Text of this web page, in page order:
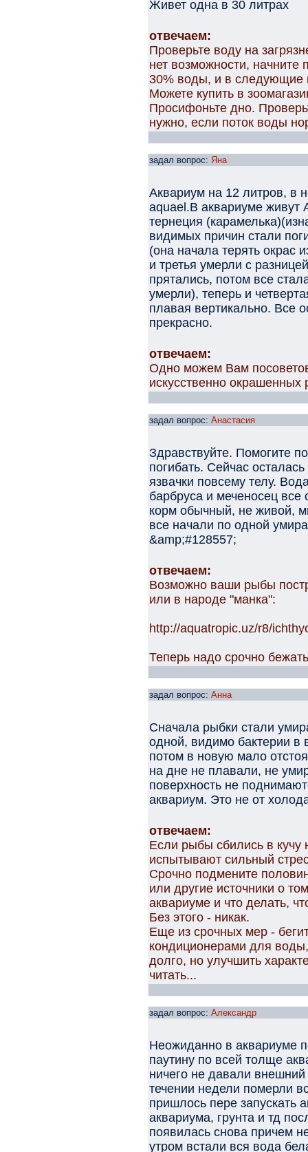
Живет одна в 30 литрах
отвечаем:
Проверьте воду на
нет возможности,
30% воды, и в следующие
Можете купить в
Просифоньте дно.
нужно, если поток воды
задал вопрос: Яна
Аквариум на 12 литров, в
aquael.В аквариуме
тернеция
видимых причин стали
(она начала терять окрас
и третья умерли с
прятались, потом все
умерли), теперь и
плавая вертикально. Все
прекрасно.
отвечаем:
Одно можем Вам
искусственно
задал вопрос: Анастасия
Здравствуйте. Помогите
погибать. Сейчас
язвачки повсему телу.
барбруса и меченосец
корм обычный, не живой,
все начали по одной
&amp;#128557;
отвечаем:
Возможно ваши рыбы
или в народе "манка":
http://aquatropic.uz/r8/
Теперь надо срочно
задал вопрос: Анна
Сначала рыбки стали
одной, видимо бактерии в
потом в новую мало
на дне не плавали, не
поверхность не
аквариум. Это не от
отвечаем:
Если рыбы сбились в кучу
испытывают сильный
Срочно подмените
или другие источники о
аквариуме и что делать,
Без этого - никак.
Еще из срочных мер -
кондиционерами для
долго, но улучшить
читать...
задал вопрос: Александр
Неожиданно в аквариуме
паутину по всей толще
ничего не давали
течении недели померли
пришлось пере запускать
аквариума, грунта и тд
появилась снова причем
утром встали вся вода